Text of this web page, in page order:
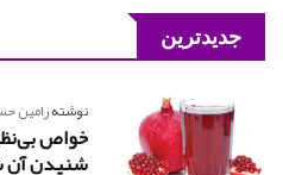
جدیدترین
نوشتهرامین
خواص
شنیدن